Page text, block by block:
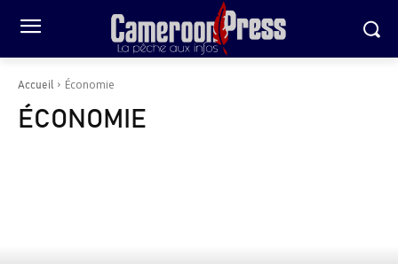
Accueil Économie
ÉCONOMIE